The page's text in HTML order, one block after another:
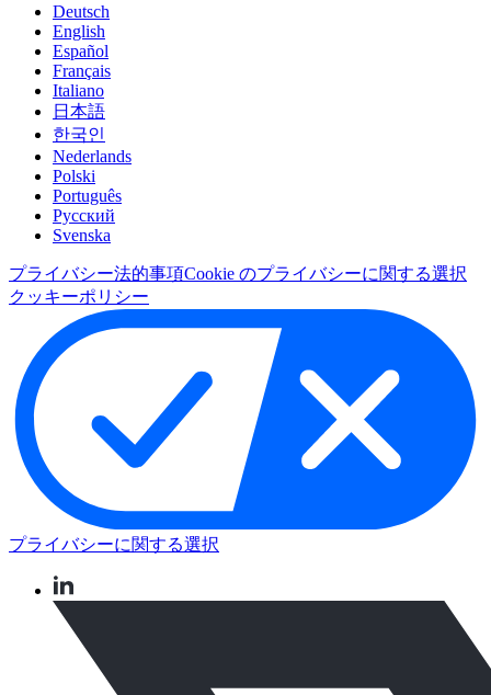
Deutsch
English
Español
Français
Italiano
日本語
한국인
Nederlands
Polski
Português
Pусский
Svenska
プライバシー法的事項Cookie のプライバシーに関する選択
クッキーポリシー
プライバシーに関する選択